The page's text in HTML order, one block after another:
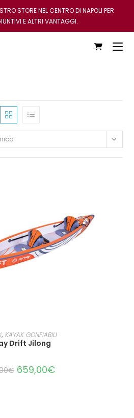
STORE NEL CENTRO DI NAPOLI PER
E ALTRI VANTAGGI.
TUTTO
, KAYAK GONFIABILI
Drift Jilong
€ 659,00€